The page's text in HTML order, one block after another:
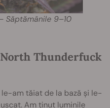
Săptămânile 9–10
Thunderfuck
am tăiat de la bază și le-
Am ținut luminile